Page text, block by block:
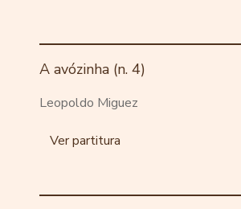
A avózinha (n. 4)
Leopoldo Miguez
Ver partitura